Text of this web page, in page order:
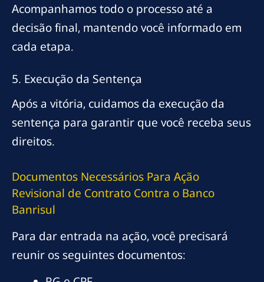
Acompanhamos todo o processo até a
decisão final, mantendo você informado em
cada etapa.
5. Execução da Sentença
Após a vitória, cuidamos da execução da
sentença para garantir que você receba seus
direitos.
Documentos Necessários Para Ação
Revisional de Contrato Contra o Banco
Banrisul
Para dar entrada na ação, você precisará
reunir os seguintes documentos: